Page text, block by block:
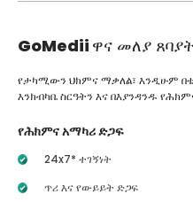
GoMedii ዋና መለያ
የታካሚውን ህክምና ማቃለል፣ እንዲሁም
እንክብካቤ ስርዓትን እና በእያንዳንዱ
የሕክምና አማካሪ ድጋፍ
24x7* ተገኝነት
ጥሪ እና የውይይት ድጋፍ